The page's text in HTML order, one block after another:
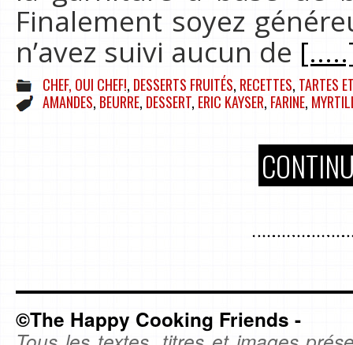
Finalement soyez
n’avez suivi aucun de
CHEF, OUI CHEF!, DESSERTS FRUITÉS, RECETTES, TARTES
AMANDES, BEURRE, DESSERT, ERIC KAYSER, FARINE,
©The Happy Cooking Friends -